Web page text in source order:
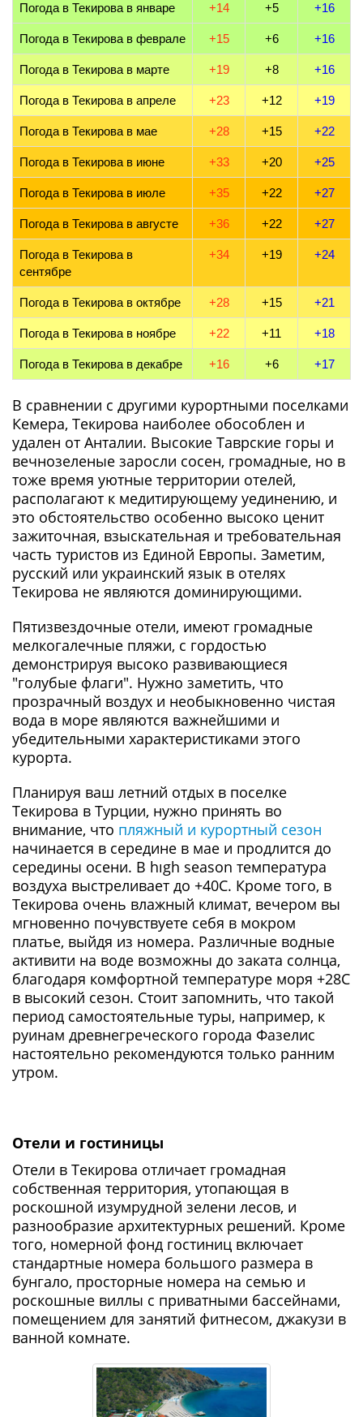
Погода в Текирова в январе +14 +5 +16
Погода в Текирова в феврале +15 +6 +16
Погода в Текирова в марте +19 +8 +16
Погода в Текирова в апреле +23 +12 +19
Погода в Текирова в мае +28 +15 +22
Погода в Текирова в июне +33 +20 +25
Погода в Текирова в июле +35 +22 +27
Погода в Текирова в августе +36 +22 +27
Погода в Текирова в
сентябре
+34 +19 +24
Погода в Текирова в октябре +28 +15 +21
Погода в Текирова в ноябре +22 +11 +18
Погода в Текирова в декабре +16 +6 +17
В сравнении с другими курортными поселками
Кемера, Текирова наиболее обособлен и
удален от Анталии. Высокие Таврские горы и
вечнозеленые заросли сосен, громадные, но в
тоже время уютные территории отелей,
располагают к медитирующему уединению, и
это обстоятельство особенно высоко ценит
зажиточная, взыскательная и требовательная
часть туристов из Единой Европы. Заметим,
русский или украинский язык в отелях
Текирова не являются доминирующими.
Пятизвездочные отели, имеют громадные
мелкогалечные пляжи, с гордостью
демонстрируя высоко развивающиеся
"голубые флаги". Нужно заметить, что
прозрачный воздух и необыкновенно чистая
вода в море являются важнейшими и
убедительными характеристиками этого
курорта.
Планируя ваш летний отдых в поселке
Текирова в Турции, нужно принять во
внимание, что пляжный и курортный сезон
начинается в середине в мае и продлится до
середины осени. В hıgh season температура
воздуха выстреливает до +40С. Кроме того, в
Текирова очень влажный климат, вечером вы
мгновенно почувствуете себя в мокром
платье, выйдя из номера. Различные водные
активити на воде возможны до заката солнца,
благодаря комфортной температуре моря +28С
в высокий сезон. Стоит запомнить, что такой
период самостоятельные туры, например, к
руинам древнегреческого города Фазелис
настоятельно рекомендуются только ранним
утром.
Отели и гостиницы
Отели в Текирова отличает громадная
собственная территория, утопающая в
роскошной изумрудной зелени лесов, и
разнообразие архитектурных решений. Кроме
того, номерной фонд гостиниц включает
стандартные номера большого размера в
бунгало, просторные номера на семью и
роскошные виллы с приватными бассейнами,
помещением для занятий фитнесом, джакузи в
ванной комнате.